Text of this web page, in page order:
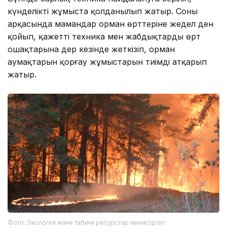
күнделікті жұмыста қолданылып жатыр. Соның
арқасында мамандар орман өрттеріне жедел ден
қойып, қажетті техника мен жабдықтарды өрт
ошақтарына дер кезінде жеткізіп, орман
аумақтарын қорғау жұмыстарын тиімді атқарып
жатыр.
Фото: Экология және табиғи ресурстар министрлігі